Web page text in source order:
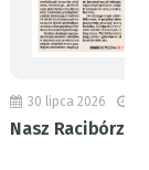
30 lipca 2026
Nasz Racibórz